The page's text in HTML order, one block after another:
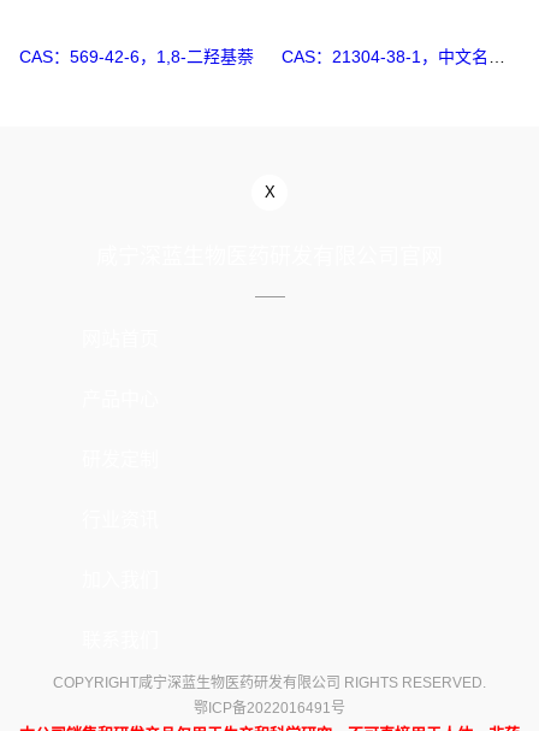
CAS：569-42-6，1,8-二羟基萘 CAS：21304-38-1，中文名称：1,2-二氨基-4-碘苯
X
COPYRIGHT咸宁深蓝生物医药研发有限公司 RIGHTS RESERVED.
鄂ICP备2022016491号